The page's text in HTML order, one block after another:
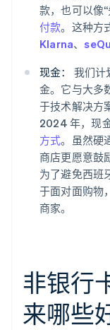
款，也可以像
付款。这种方
Klarna、
现金：
我们计
金。它与大多
于技术解决方
2024 年，现
方式。虽然硬
商店更愿意鼓
为了避免西班
于面对面购物
商家。
非银行
来哪些